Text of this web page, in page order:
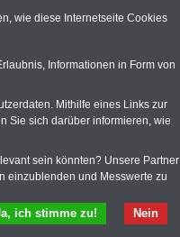
Mehr
bzw. eBooks zu
Beamte und dem Öff.
als eBook
für Beamtinnen und
vom
Themen der Bücher sind:
Dienst,
Beihilferecht,
wie diese Internetseite Cookies
Informationen in Form von
Mithilfe eines Links zur
Sie sich darüber informieren, wie
sein könnten? Unsere Partner
einzublenden und Messwerte zu
Nein
ich stimme zu!